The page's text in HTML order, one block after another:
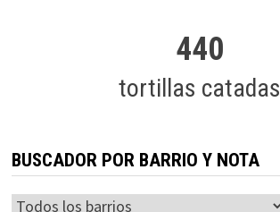
440
tortillas catadas
BUSCADOR POR BARRIO Y NOTA